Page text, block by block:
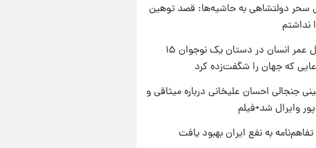
سهند و ساینا با اقساط بلندمدت +
پیش‌بینی قیمت سکه و طلا فردا
۱ روز پیش
۱۴۰۵
سحر دولتشاهی به حاشیه‌ها: قصد توهین
نداشتم
راز طول عمر انسان در دستان یک نوجوان ۱۵
که جهان را شگفت‌زده کرد
جنجالی احسان علیخانی درباره میثاقی و
وایرال شد+فیلم
به نفع ایران بهبود یافت